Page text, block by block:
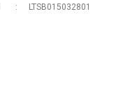
LTSB015032801